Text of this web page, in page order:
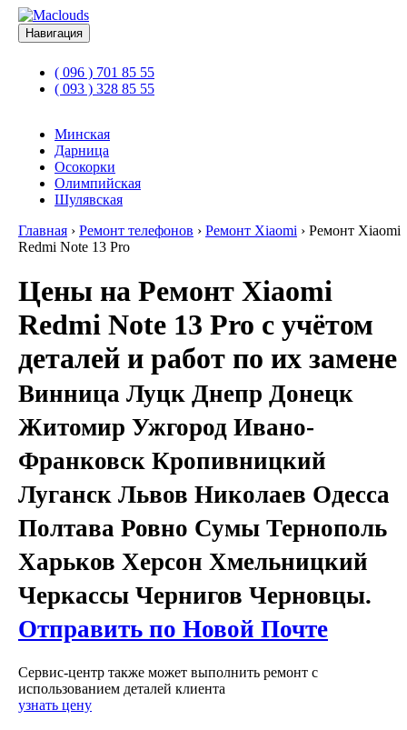
Навигация
( 096 ) 701 85 55
( 093 ) 328 85 55
Минская
Дарница
Осокорки
Олимпийская
Шулявская
Главная › Ремонт телефонов › Ремонт Xiaomi › Ремонт Xiaomi
Redmi Note 13 Pro
Цены на Ремонт Xiaomi
Redmi Note 13 Pro с учётом
деталей и работ по их замене
Винница Луцк Днепр Донецк
Житомир Ужгород Ивано-
Франковск Кропивницкий
Луганск Львов Николаев Одесса
Полтава Ровно Сумы Тернополь
Харьков Херсон Хмельницкий
Черкассы Чернигов Черновцы.
Отправить по Новой Почте
Сервис-центр также может выполнить ремонт с
использованием деталей клиента
узнать цену